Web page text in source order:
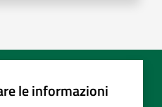
le informazioni